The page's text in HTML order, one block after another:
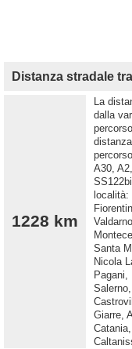
Distanza stradale
1228 km
La
dalla
A30,
Santa
Nicola
Pagani,
Giarre,